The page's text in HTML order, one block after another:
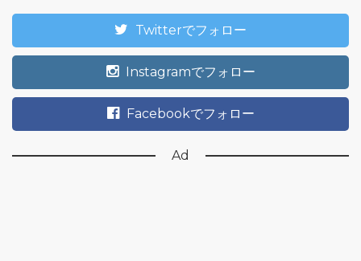
Twitterでフォロー
Instagramでフォロー
Facebookでフォロー
Ad